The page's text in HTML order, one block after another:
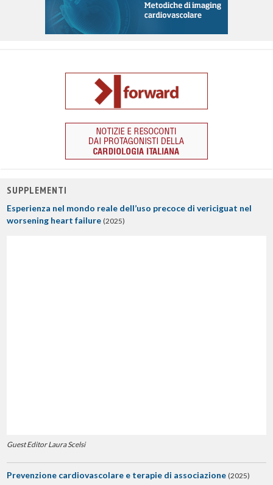
SUPPLEMENTI
Esperienza nel mondo reale dell’uso precoce di vericiguat nel
worsening heart failure (2025)
Guest Editor Laura Scelsi
Prevenzione cardiovascolare e terapie di associazione (2025)